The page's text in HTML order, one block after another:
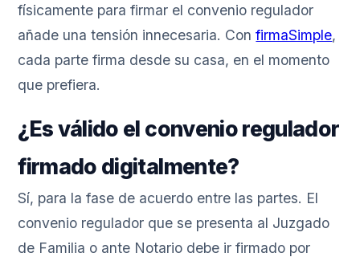
físicamente para firmar el convenio regulador
añade una tensión innecesaria. ConfirmaSimple,
cada parte firma desde su casa, en el momento
que prefiera.
¿Es válido el convenio regulador
firmado digitalmente?
Sí, para la fase de acuerdo entre las partes. El
convenio regulador que se presenta al Juzgado
de Familia o ante Notario debe ir firmado por